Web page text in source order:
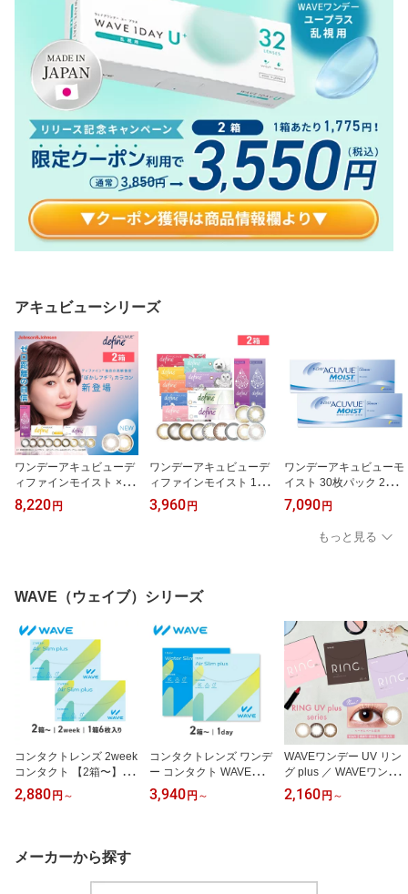
アキュビューシリーズ
ワンデーアキュビューデ
ィファインモイスト ×2
箱セット ジョンソン・エ
ンド・ジョンソン カラコ
ズ 14.2
8,220 円
ワンデーアキュビューデ
ィファインモイスト 10
枚入り（限定パッケー
ジ）×2箱セット ジョン
し ナチュラル カラーコ
ンタクトレンズ 14.2
3,960 円
ワンデーアキュビューモ
イスト 30枚パック 2箱セ
ット コンタクトレンズ
ワンデー コンタクト 1da
y 1日使い捨て ジョンソ
ン・エンド・ジョンソン
7,090 円
もっと見る
WAVE（ウェイブ）シリーズ
コンタクトレンズ 2week
コンタクト 【2箱〜】WA
VE 2ウィーク エアスリ
ム plus 6枚入り 2ウィー
2,880 円 ～
コンタクトレンズ ワンデ
ー コンタクト WAVEワン
デー ウォータースリム /
エアスリム plus 1day 1
3,940 円 ～
WAVEワンデー UV リン
グ plus ／ WAVEワンデ
ー UV リングフラワーコ
レクション ／ カラコン
2,160 円 ～
メーカーから探す